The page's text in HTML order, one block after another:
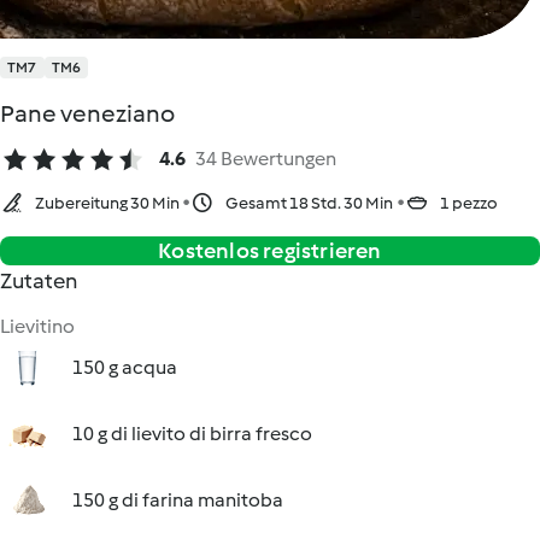
TM7 TM6
Pane veneziano
4.6 34 Bewertungen
Zubereitung 30 Min Gesamt 18 Std. 30 Min 1 pezzo
Kostenlos registrieren
Zutaten
Lievitino
150 g acqua
10 g di lievito di birra fresco
150 g di farina manitoba